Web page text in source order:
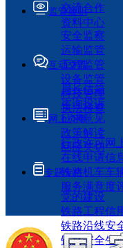
交流合作
资料中心
监管履职
安全监察
运输监管
工程监管
设备监管
科技管理
执法检查
互动交流
局长信箱
咨询投诉
征求意见
政策解读
回应关切
网上办事
行政许可网
在线申请信
铁路机车车
服务满意度
专题专栏
党的建设
铁路工程信
铁路沿线安
铁路安全生